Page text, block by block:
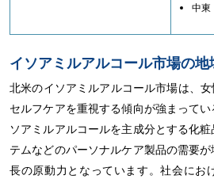
中東
イソアミルアルコール市場の
北米のイソアミルアルコール市場は、
セルフケアを重視する傾向が強まって
ソアミルアルコールを主成分とする化
テムなどのパーソナルケア製品の需要
長の原動力となっています。社会にお